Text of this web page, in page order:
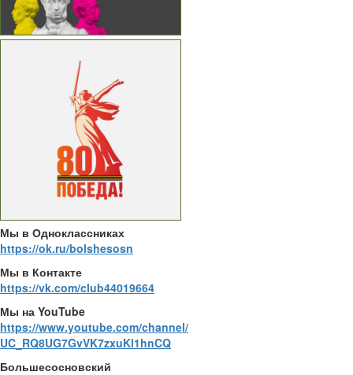
Мы в Одноклассниках
https://ok.ru/bolshesosn
Мы в Контакте
https://vk.com/club44019664
Мы на YouTube
https://www.youtube.com/channel/
UC_RQ8UG7GvVK7zxuKl1hnCQ
Большесосновский